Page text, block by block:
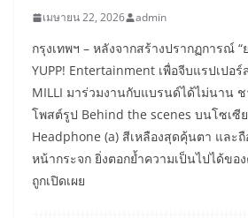
เมษายน 22, 2026 admin
กรุงเทพฯ – หลังจากสร้างปรากฏการณ์
YUPP! Entertainment เพื่อจีบแรปเปอ
MILLI มาร่วมงานกับแบรนด์ได้ไม่นาน ช
โพสต์รูป Behind the scenes บนโซเซี
Headphone (a) สีเหลืองสุดคุ้นตา และ
หน้ากระจก ยิ่งตอกย้ำความเป็นไปได้ขอ
ถูกเปิดเผย